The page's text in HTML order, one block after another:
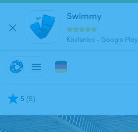
Swimmy
Kostenlos - Google Play
5 (5)